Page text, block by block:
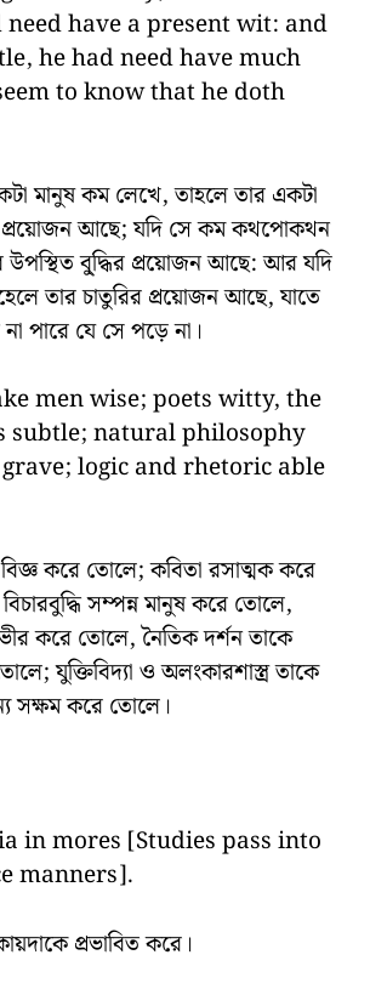
have a present wit: and
he had need have much
to know that he doth
মানুষ কম লেখে, তাহলে তার একটা
প্রয়োজন আছে; যদি সে কম কথপোকথন
উপস্থিত বু্দ্ধির প্রয়োজন আছে: আর যদি
তার চাতুরির প্রয়োজন আছে, যাতে
পারে যে সে পড়ে না।
men wise; poets witty, the
subtle; natural philosophy
logic and rhetoric able
করে তোলে; কবিতা রসাত্মক করে
সম্পন্ন মানুষ করে তোলে,
করে তোলে, নৈতিক দর্শন তাকে
যুক্তিবিদ্যা ও অলংকারশাস্ত্র তাকে
সক্ষম করে তোলে।
in mores [Studies pass into
manners].
প্রভাবিত করে।